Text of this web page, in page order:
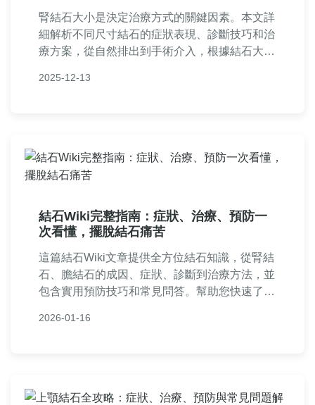
腎結石大小是決定治療方式的關鍵因素。本文詳
細解析不同尺寸結石的症狀表現、診斷技巧和治
療方案，從自然排出到手術介入，根據結石大小
助患者全面了解腎結石，減輕痛苦。適合所有關
2025-12-13
結石Wiki完整指南：症狀、治療、預防一
次看懂，擺脫結石痛苦
這篇結石Wiki文章提供全方位結石知識，從腎結
石、膽結石的成因、症狀、診斷到治療方法，並
包含實用預防技巧和常見問答。幫助您快速了解
享，避免AI生成痕跡。
2026-01-16